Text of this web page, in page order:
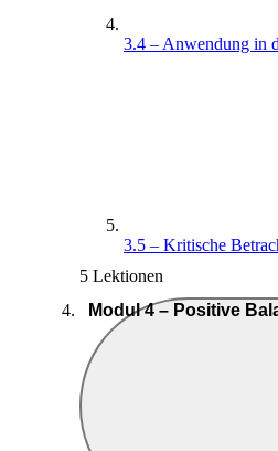
3.4 – Anwendung in
3.5 – Kritische
5 Lektionen
Modul 4 – Positive